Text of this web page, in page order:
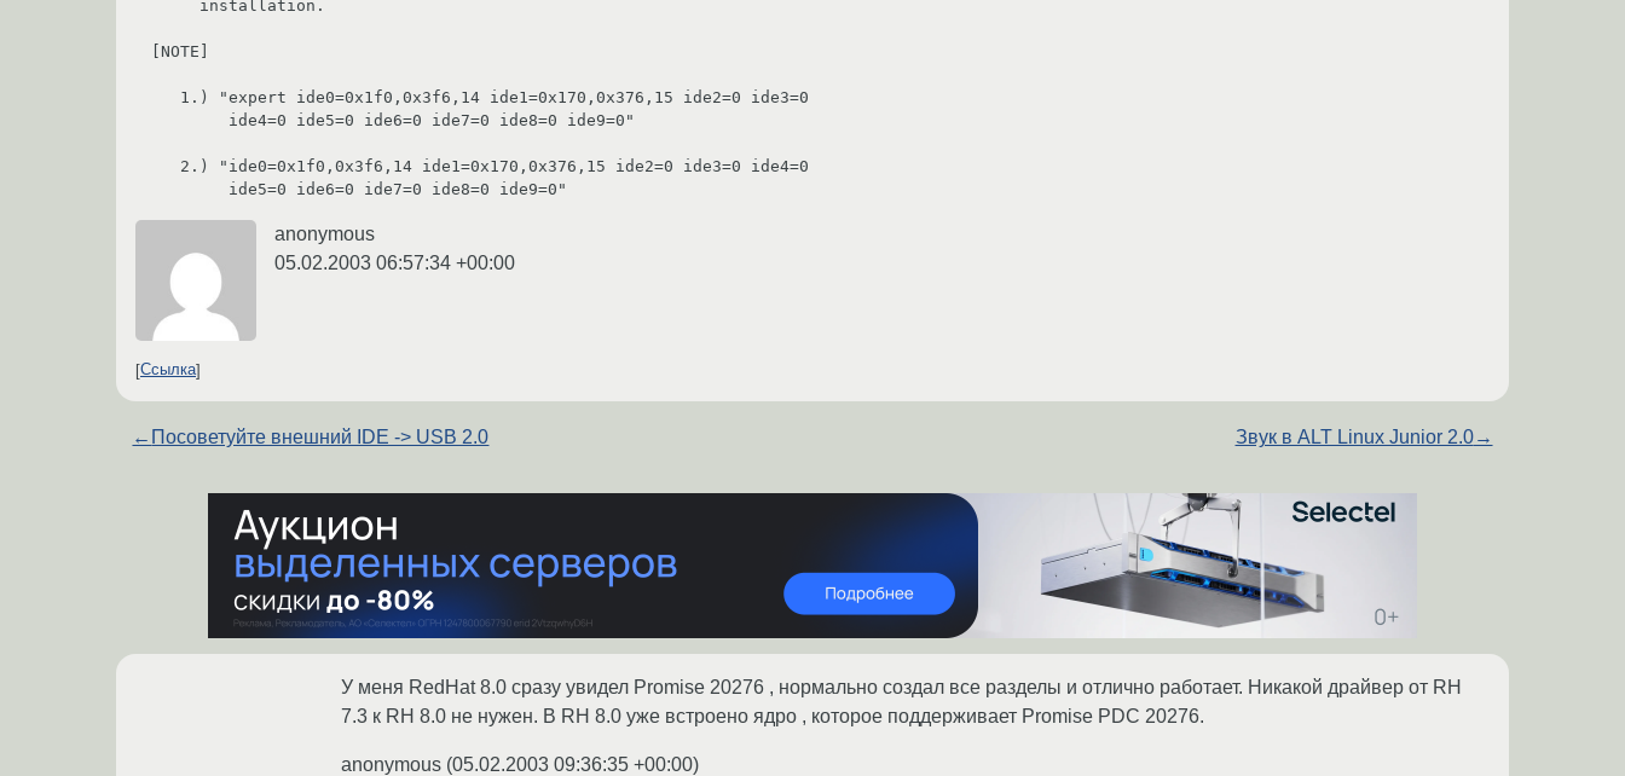
[NOTE]
anonymous
05.02.2003 06:57:34 +00:00
Ссылка
← Посоветуйте внешний IDE -> USB 2.0 Звук в ALT Linux Junior 2.0→
У меня RedHat 8.0 сразу увидел Promise 20276 , нормально создал все разделы и отлично работает. Никакой драйвер от RH
7.3 к RH 8.0 не нужен. В RH 8.0 уже встроено ядро , которое поддерживает Promise PDC 20276.
anonymous (05.02.2003 09:36:35 +00:00)